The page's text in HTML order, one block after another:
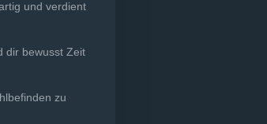
und verdient
dir bewusst Zeit
zu